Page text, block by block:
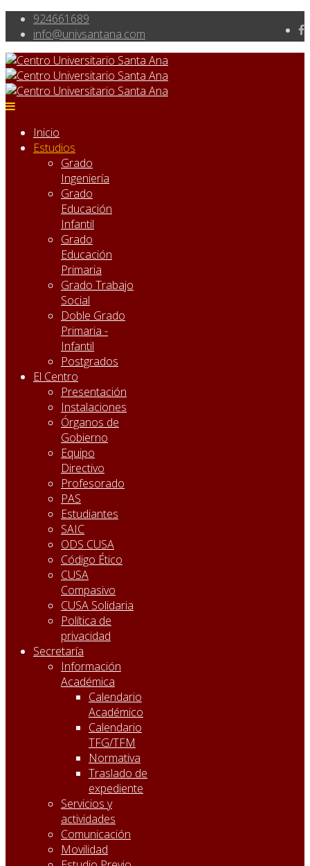
924661689
Inicio
Estudios
Grado
Ingeniería
Grado
Educación
Infantil
Grado
Educación
Primaria
Grado Trabajo
Social
Doble Grado
Primaria -
Infantil
Postgrados
El Centro
Presentación
Instalaciones
Órganos de
Gobierno
Equipo
Directivo
Profesorado
PAS
Estudiantes
SAIC
ODS CUSA
Código Ético
CUSA
Compasivo
CUSA Solidaria
Política de
privacidad
Secretaría
Información
Académica
Calendario
Académico
Calendario
TFG/TFM
Normativa
Traslado de
expediente
Servicios y
actividades
Comunicación
Movilidad